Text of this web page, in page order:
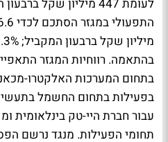
לעומת 447 מיליון שקל
בהתאמה. רווחיות המגזר
בתחום המערכות האלקטרו-
בפעילות בתחום החשמל
עבור חברת היי-טק בינלאומית
תחומי הפעילות. מנגד נרשם